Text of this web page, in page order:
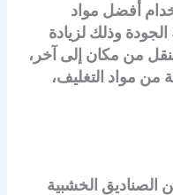
أفضل مواد
وذلك لزيادة
من مكان إلى آخر،
مواد التغليف،
الصناديق الخشبية